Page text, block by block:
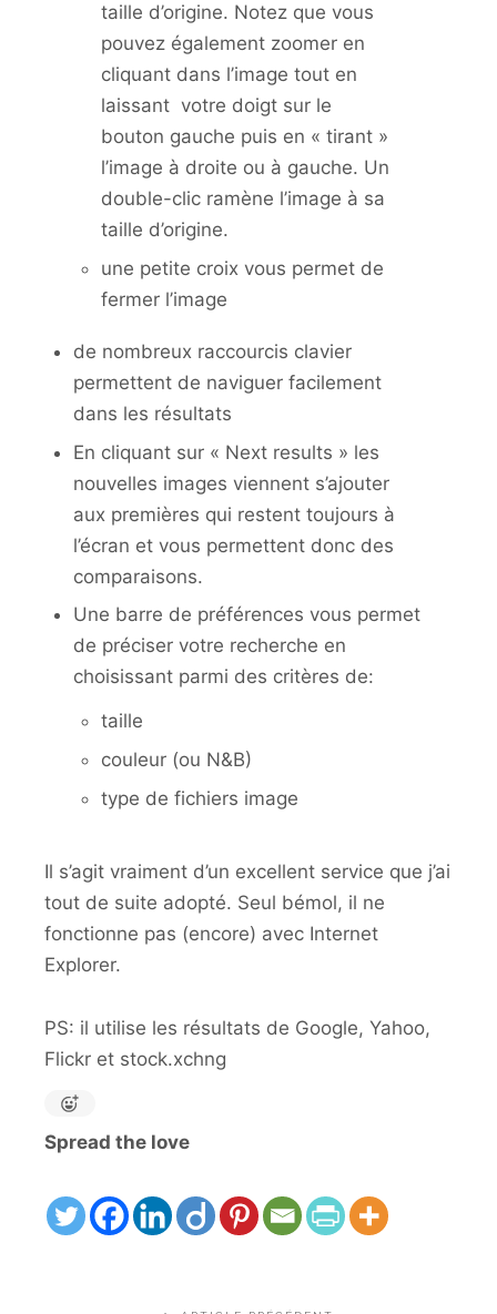
taille d’origine. Notez que vous
pouvez également zoomer en
cliquant dans l’image tout en
laissant votre doigt sur le
bouton gauche puis en « tirant »
l’image à droite ou à gauche. Un
double-clic ramène l’image à sa
taille d’origine.
une petite croix vous permet de
fermer l’image
de nombreux raccourcis clavier
permettent de naviguer facilement
dans les résultats
En cliquant sur « Next results » les
nouvelles images viennent s’ajouter
aux premières qui restent toujours à
l’écran et vous permettent donc des
comparaisons.
Une barre de préférences vous permet
de préciser votre recherche en
choisissant parmi des critères de:
taille
couleur (ou N&B)
type de fichiers image
Il s’agit vraiment d’un excellent service que j’ai
tout de suite adopté. Seul bémol, il ne
fonctionne pas (encore) avec Internet
Explorer.
PS: il utilise les résultats de Google, Yahoo,
Flickr et stock.xchng
Spread the love